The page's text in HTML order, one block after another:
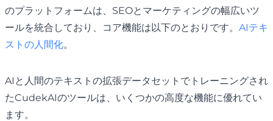
のプラットフォームは、SEOとマーケティングの幅広いツ
ールを統合しており、コア機能は以下のとおりです。 AIテキ
ストの人間化。
AIと人間のテキストの拡張データセットでトレーニングされ
たCudekAIのツールは、いくつかの高度な機能に優れてい
ます。